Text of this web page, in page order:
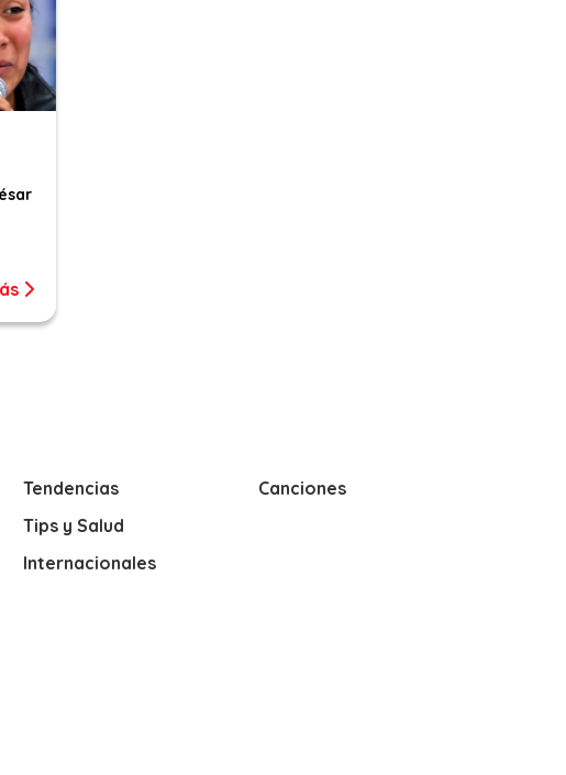
Tendencias
Tips y Salud
Internacionales
Canciones